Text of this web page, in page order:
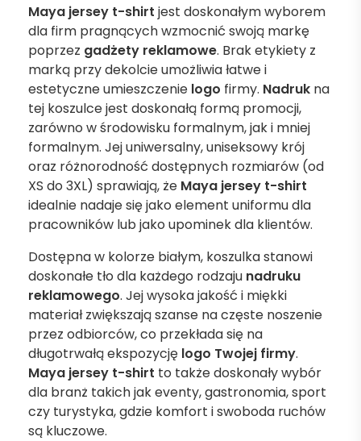
Maya jersey t-shirt jest doskonałym wyborem
dla firm pragnących wzmocnić swoją markę
poprzez gadżety reklamowe. Brak etykiety z
marką przy dekolcie umożliwia łatwe i
estetyczne umieszczenie logo firmy. Nadruk na
tej koszulce jest doskonałą formą promocji,
zarówno w środowisku formalnym, jak i mniej
formalnym. Jej uniwersalny, uniseksowy krój
oraz różnorodność dostępnych rozmiarów (od
XS do 3XL) sprawiają, że Maya jersey t-shirt
idealnie nadaje się jako element uniformu dla
pracowników lub jako upominek dla klientów.
Dostępna w kolorze białym, koszulka stanowi
doskonałe tło dla każdego rodzaju nadruku
reklamowego. Jej wysoka jakość i miękki
materiał zwiększają szanse na częste noszenie
przez odbiorców, co przekłada się na
długotrwałą ekspozycję logo Twojej firmy.
Maya jersey t-shirt to także doskonały wybór
dla branż takich jak eventy, gastronomia, sport
czy turystyka, gdzie komfort i swoboda ruchów
są kluczowe.